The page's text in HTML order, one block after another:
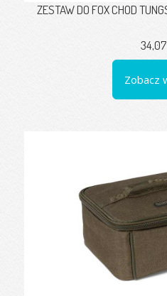
ZESTAW DO FOX CHOD
Zobacz